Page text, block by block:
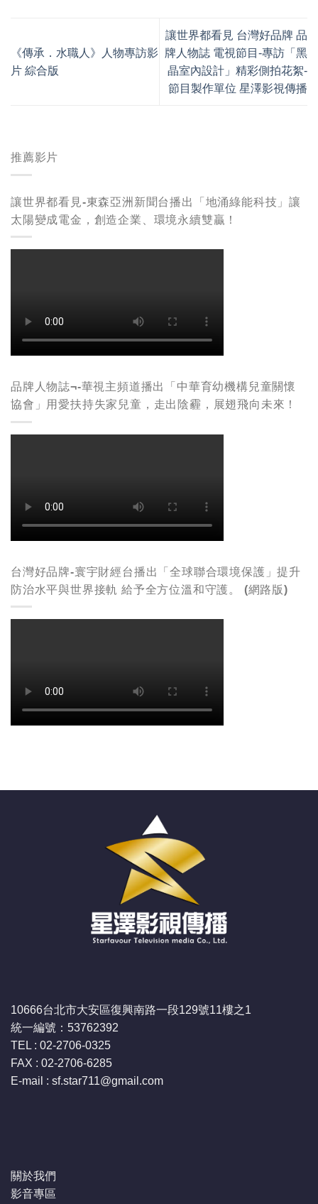
推薦影片
讓世界都看見-東森亞洲新聞台播出「地涌綠能科技」讓
太陽變成電金，創造企業、環境永續雙贏！
品牌人物誌¬-華視主頻道播出「中華育幼機構兒童關懷
協會」用愛扶持失家兒童，走出陰霾，展翅飛向未來！
台灣好品牌-寰宇財經台播出「全球聯合環境保護」提升
防治水平與世界接軌 給予全方位溫和守護。 (網路版)
《傳承．水職人》人物專訪影
片 綜合版
讓世界都看見 台灣好品牌 品
牌人物誌 電視節目-專訪「黑
晶室內設計」精彩側拍花絮-
節目製作單位 星澤影視傳播
10666台北市大安區復興南路一段129號11樓之1
統一編號：53762392
TEL : 02-2706-0325
FAX : 02-2706-6285
E-mail : sf.star711@gmail.com
關於我們
影音專區